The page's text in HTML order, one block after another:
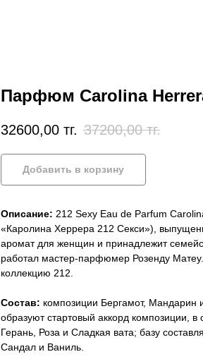
Парфюм Carolina
32600,00 тг. 37200,00 тг.
Добавить в корзину
Описание: 212 Sexy Eau de Parfum
«Каролина Херрера 212 Секси»),
аромат для женщин и принадлежит
работал мастер-парфюмер Розенду
коллекцию 212.
Состав: композиции Бергамот, Мандарин
образуют стартовый аккорд композиции,
Герань, Роза и Сладкая вата; базу
Сандал и Ваниль.